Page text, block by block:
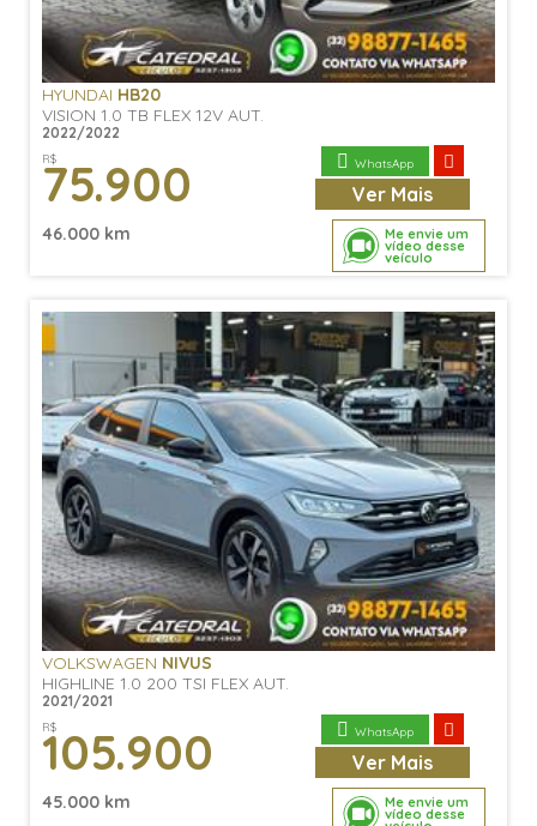
Me envie um
vídeo desse
veículo
HYUNDAI HB20
VISION 1.0 TB FLEX 12V AUT.
2022/2022
R$
75.900 WhatsApp
Ver Mais
46.000 km
Me envie um
vídeo desse
VOLKSWAGEN NIVUS
HIGHLINE 1.0 200 TSI FLEX AUT.
2021/2021
R$
105.900 WhatsApp
Ver Mais
45.000 km